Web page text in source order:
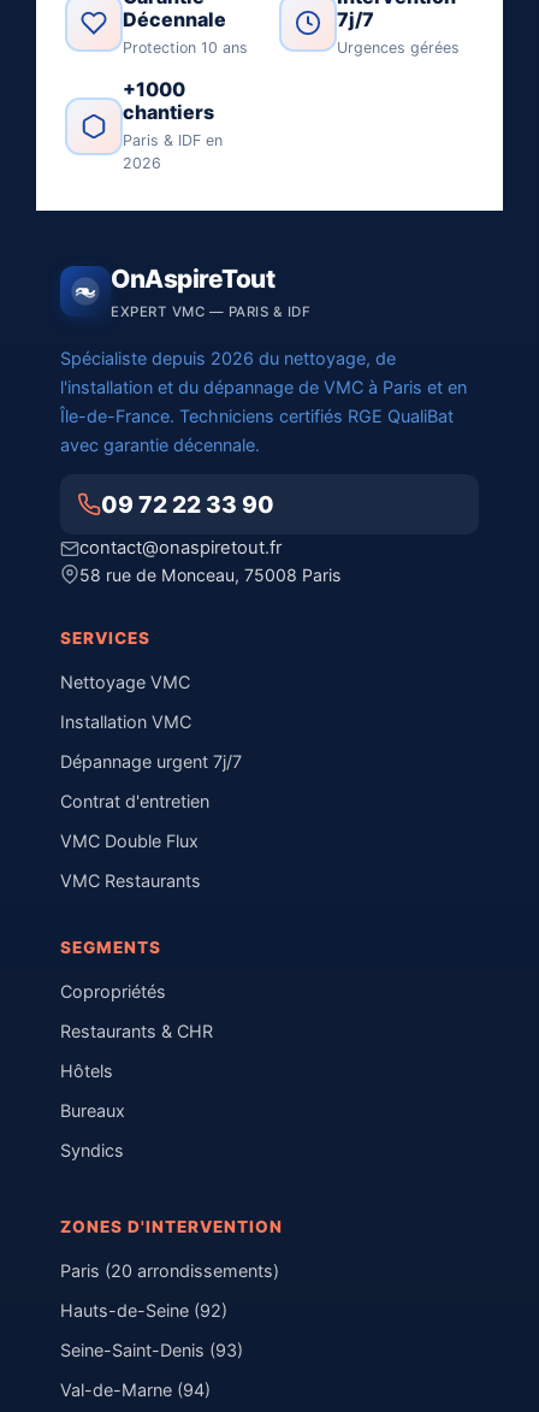
Décennale
Protection 10 ans
7j/7
Urgences gérées
+1000
chantiers
Paris & IDF en
2026
OnAspireTout
EXPERT VMC — PARIS & IDF
Spécialiste depuis 2026 du nettoyage, de
l'installation et du dépannage de VMC à Paris et en
Île-de-France. Techniciens certifiés RGE QualiBat
avec garantie décennale.
09 72 22 33 90
contact@onaspiretout.fr
58 rue de Monceau, 75008 Paris
SERVICES
Nettoyage VMC
Installation VMC
Dépannage urgent 7j/7
Contrat d'entretien
VMC Double Flux
VMC Restaurants
SEGMENTS
Copropriétés
Restaurants & CHR
Hôtels
Bureaux
Syndics
ZONES D'INTERVENTION
Paris (20 arrondissements)
Hauts-de-Seine (92)
Seine-Saint-Denis (93)
Val-de-Marne (94)